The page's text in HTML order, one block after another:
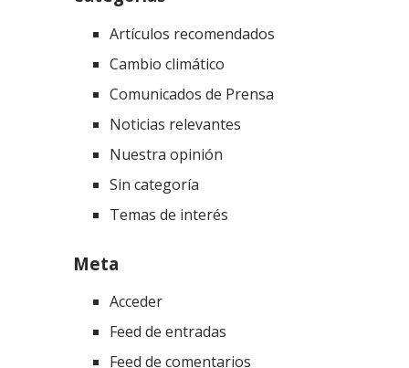
Artículos recomendados
Cambio climático
Comunicados de Prensa
Noticias relevantes
Nuestra opinión
Sin categoría
Temas de interés
Meta
Acceder
Feed de entradas
Feed de comentarios